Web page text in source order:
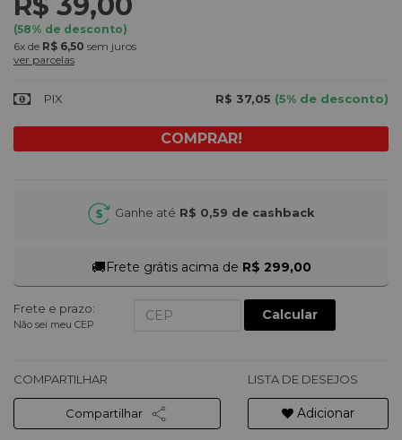
(58% de desconto)
6x de R$ 6,50 sem juros
ver parcelas
PIX R$ 37,05 (5% de desconto)
Ganhe até R$ 0,59 de cashback
🚚Frete grátis acima de R$ 299,00
Frete e prazo:
Não sei meu CEP
Calcular
COMPARTILHAR
Compartilhar
LISTA DE DESEJOS
Adicionar